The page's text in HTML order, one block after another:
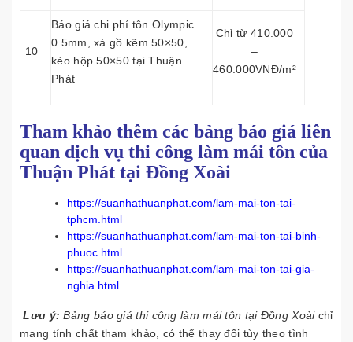
10
Báo giá chi phí tôn Olympic
0.5mm, xà gồ kẽm 50×50,
kèo hộp 50×50 tại Thuận
Phát
Chỉ từ 410.000
–
460.000VNĐ/m²
Tham khảo thêm các bảng báo giá liên
quan dịch vụ thi công làm mái tôn của
Thuận Phát tại Đồng Xoài
https://suanhathuanphat.com/lam-mai-ton-tai-
tphcm.html
https://suanhathuanphat.com/lam-mai-ton-tai-binh-
phuoc.html
https://suanhathuanphat.com/lam-mai-ton-tai-gia-
nghia.html
Lưu ý: Bảng báo giá thi công làm mái tôn tại Đồng Xoàichỉ
mang tính chất tham khảo, có thể thay đổi tùy theo tình